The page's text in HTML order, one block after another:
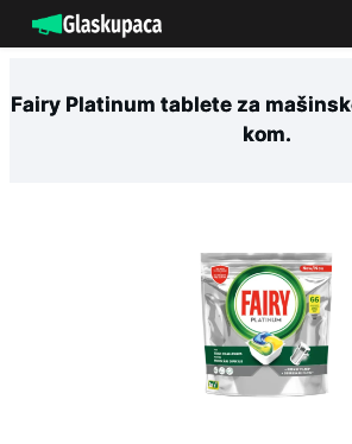
na
Fairy Platinum tablete za
kom.